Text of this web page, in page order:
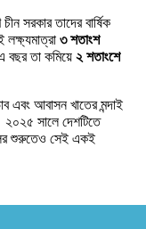
সরকার তাদের বার্ষিক
৩ শতাংশ
বছর তা কমিয়ে ২ শতাংশে
এবং আবাসন খাতের মন্দাই
২০২৫ সালে দেশটিতে
শুরুতেও সেই একই